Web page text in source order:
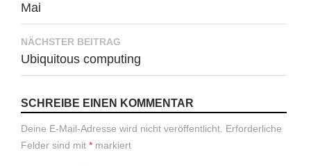
Mai
NÄCHSTER BEITRAG
Ubiquitous computing
SCHREIBE EINEN KOMMENTAR
Deine E-Mail-Adresse wird nicht veröffentlicht. Erforderliche
Felder sind mit * markiert